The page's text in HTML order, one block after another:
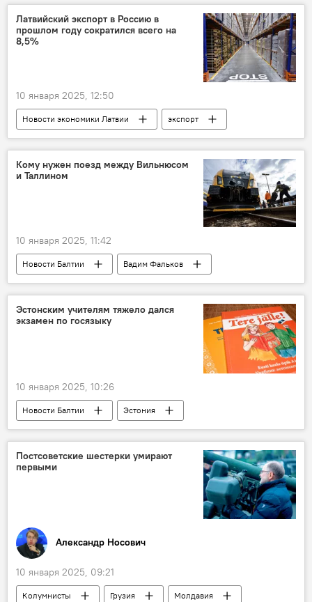
Гитанас Науседа
Латвийский экспорт в Россию в
прошлом году сократился всего на
8,5%
10 января 2025, 12:50
Новости экономики Латвии
экспорт
импорт
торговля
Кому нужен поезд между Вильнюсом
и Таллином
10 января 2025, 11:42
Новости Балтии
Вадим Фальков
поезд
Эстонским учителям тяжело дался
экзамен по госязыку
10 января 2025, 10:26
Новости Балтии
Эстония
эстонский язык
учителя
Постсоветские шестерки умирают
первыми
Александр Носович
10 января 2025, 09:21
Колумнисты Грузия
Молдавия